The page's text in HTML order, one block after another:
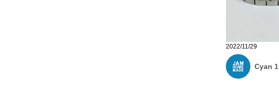
2022/11/29
Cyan 1